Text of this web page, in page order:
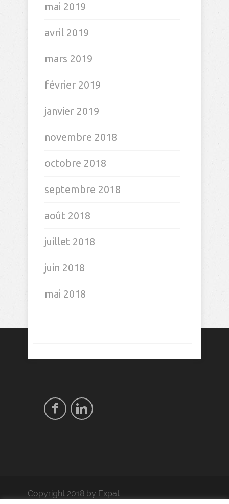
mai 2019
avril 2019
mars 2019
février 2019
janvier 2019
novembre 2018
octobre 2018
septembre 2018
août 2018
juillet 2018
juin 2018
mai 2018
Copyright 2018 by Expat